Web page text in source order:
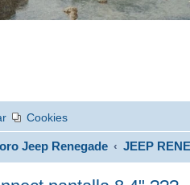
Cookies
Jeep Renegade JEEP